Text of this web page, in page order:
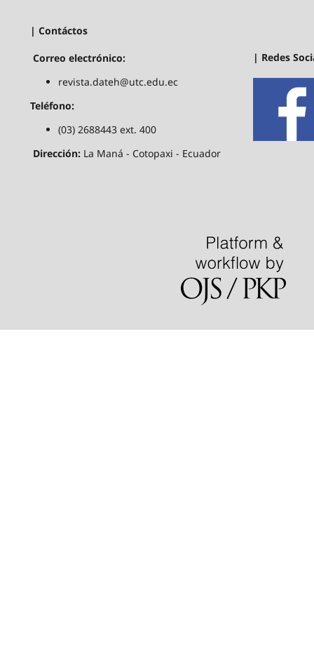
| Contáctos
Correo electrónico:
revista.dateh@utc.edu.ec
Teléfono:
(03) 2688443 ext. 400
Dirección: La Maná - Cotopaxi - Ecuador
| Redes